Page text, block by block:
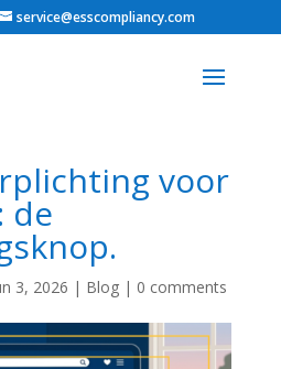
service@esscompliancy.com
voor
de
3, 2026 | Blog| 0 comments